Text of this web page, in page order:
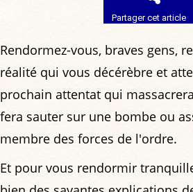
Partager cet article
Rendormez-vous, braves gens,
réalité qui vous décérèbre et
prochain attentat qui
fera sauter sur une bombe ou
membre des forces de l'ordre.
Et pour vous rendormir